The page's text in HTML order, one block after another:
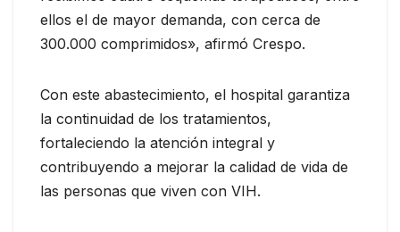
ellos el de mayor demanda, con cerca de
300.000 comprimidos», afirmó Crespo.
Con este abastecimiento, el hospital garantiza
la continuidad de los tratamientos,
fortaleciendo la atención integral y
contribuyendo a mejorar la calidad de vida de
las personas que viven con VIH.